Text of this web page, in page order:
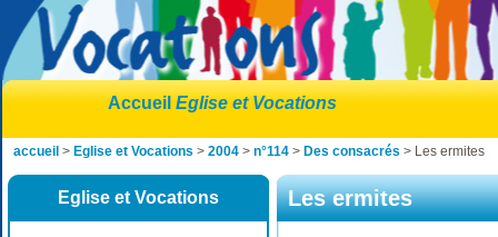
AccueilEglise et Vocations
accueil > Eglise et Vocations > 2004 > n°114 > Des consacrés > Les ermites
Eglise et Vocations Les ermites